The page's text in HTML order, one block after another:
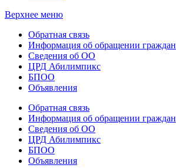
Верхнее меню
Обратная связь
Информация об обращении граждан
Сведения об ОО
ЦРД Абилимпикс
БПОО
Объявления
Обратная связь
Информация об обращении граждан
Сведения об ОО
ЦРД Абилимпикс
БПОО
Объявления